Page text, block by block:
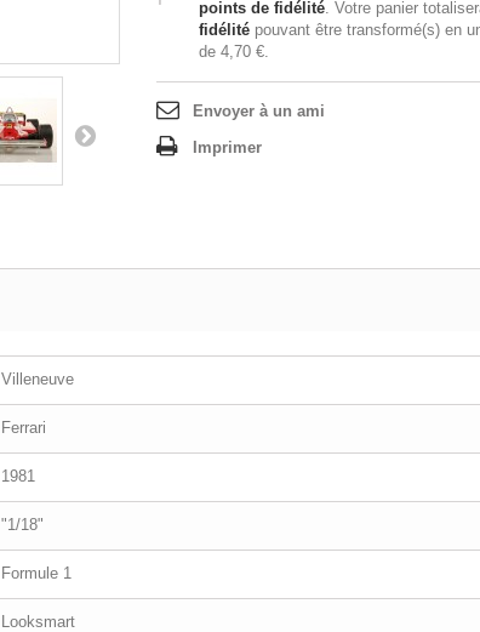
points de fidélité. Votre panier
fidélité pouvant être transformé(s) en
de 4,70 €.
Envoyer à un ami
Imprimer
Villeneuve
Ferrari
1981
"1/18"
Formule 1
Looksmart